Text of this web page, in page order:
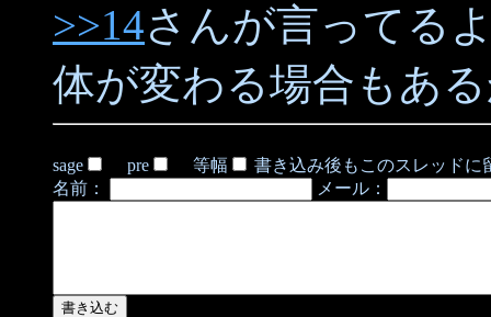
>>14さんが言ってる
体が変わる場合もあ
sage pre 等幅
書き込み後もこのスレッドに
名前：
メール：